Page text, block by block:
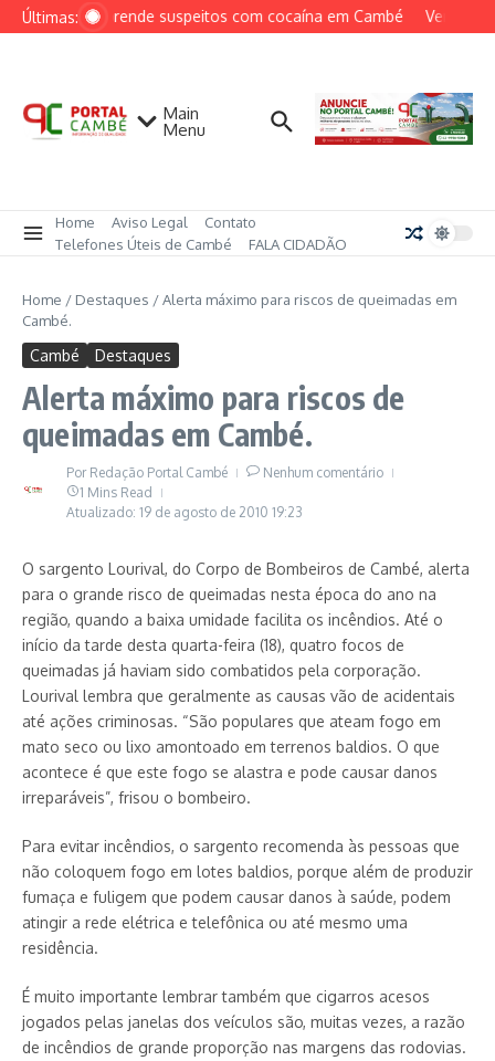
Ir para o conteúdo
Últimas:PCPR prende suspeitos com cocaína em Cambé Ventos
Main
Menu
Home Aviso Legal
Contato
Telefones Úteis de Cambé
FALA CIDADÃO
Home / Destaques /Alerta máximo para riscos de queimadas em
Cambé.
Cambé Destaques
Alerta máximo para riscos de
queimadas em Cambé.
Por Redação Portal Cambé
Nenhum comentário
1 Mins Read
Atualizado: 19 de agosto de 2010 19:23
O sargento Lourival, do Corpo de Bombeiros de Cambé, alerta
para o grande risco de queimadas nesta época do ano na
região, quando a baixa umidade facilita os incêndios. Até o
início da tarde desta quarta-feira (18), quatro focos de
queimadas já haviam sido combatidos pela corporação.
Lourival lembra que geralmente as causas vão de acidentais
até ações criminosas. “São populares que ateam fogo em
mato seco ou lixo amontoado em terrenos baldios. O que
acontece é que este fogo se alastra e pode causar danos
irreparáveis”, frisou o bombeiro.
Para evitar incêndios, o sargento recomenda às pessoas que
não coloquem fogo em lotes baldios, porque além de produzir
fumaça e fuligem que podem causar danos à saúde, podem
atingir a rede elétrica e telefônica ou até mesmo uma
residência.
É muito importante lembrar também que cigarros acesos
jogados pelas janelas dos veículos são, muitas vezes, a razão
de incêndios de grande proporção nas margens das rodovias.